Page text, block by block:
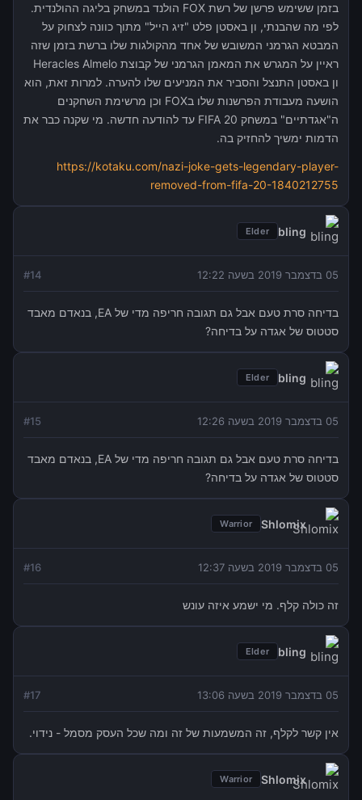
בזמן ששימש פרשן של רשת FOX הולנד במשחק בליגה ההולנדית.
לפי מה שהבנתי, ון באסטן פלט "זיג הייל" מתוך כוונה לצחוק על
המבטא הגרמני המשובש של אחד מהקולגות שלו ברשת בזמן שזה
ראיין על המגרש את המאמן הגרמני של קבוצת Heracles Almelo
ון באסטן התנצל והסביר את המניעים שלו להערה. למרות זאת, הוא
הושעה מעבודת הפרשנות שלו בFOX וכן מרשימת השחקנים
ה"אגדתיים" במשחק FIFA 20 עד להודעה חדשה. מי שקנה כבר את
הדמות ימשיך להחזיק בה.
https://kotaku.com/nazi-joke-gets-legendary-player-
removed-from-fifa-20-1840212755
bling
Elder
05 בדצמבר 2019 בשעה 12:22 #14
בדיחה סרת טעם אבל גם תגובה חריפה מדי של EA, בנאדם מאבד
סטטוס של אגדה על בדיחה?
bling
Elder
05 בדצמבר 2019 בשעה 12:26 #15
בדיחה סרת טעם אבל גם תגובה חריפה מדי של EA, בנאדם מאבד
סטטוס של אגדה על בדיחה?
Shlomix
Warrior
05 בדצמבר 2019 בשעה 12:37 #16
זה כולה קלף. מי ישמע איזה עונש
bling
Elder
05 בדצמבר 2019 בשעה 13:06 #17
אין קשר לקלף, זה המשמעות של זה ומה שכל העסק מסמל - נידוי.
Shlomix
Warrior